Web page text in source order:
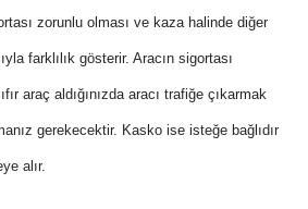
zorunlu olması ve kaza halinde diğer
farklılık gösterir. Aracın sigortası
araç aldığınızda aracı trafiğe çıkarmak
gerekecektir. Kasko ise isteğe bağlıdır
alır.